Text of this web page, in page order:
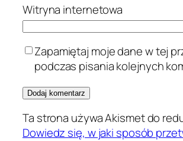
Witryna internetowa
Zapamiętaj moje dane w tej
podczas pisania kolejnych
Ta strona używa Akismet do
Dowiedz się, w jaki sposób